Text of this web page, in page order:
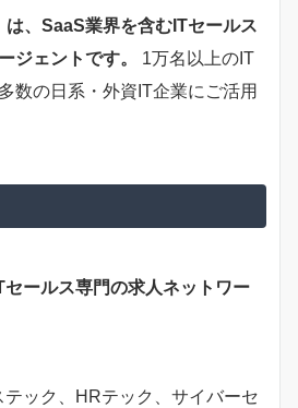
、SaaS業界を含むITセールス
ジェントです。
1万名以上のIT
数の日系・外資IT企業にご活用
ールス専門の求人ネットワー
ック、HRテック、サイバーセ